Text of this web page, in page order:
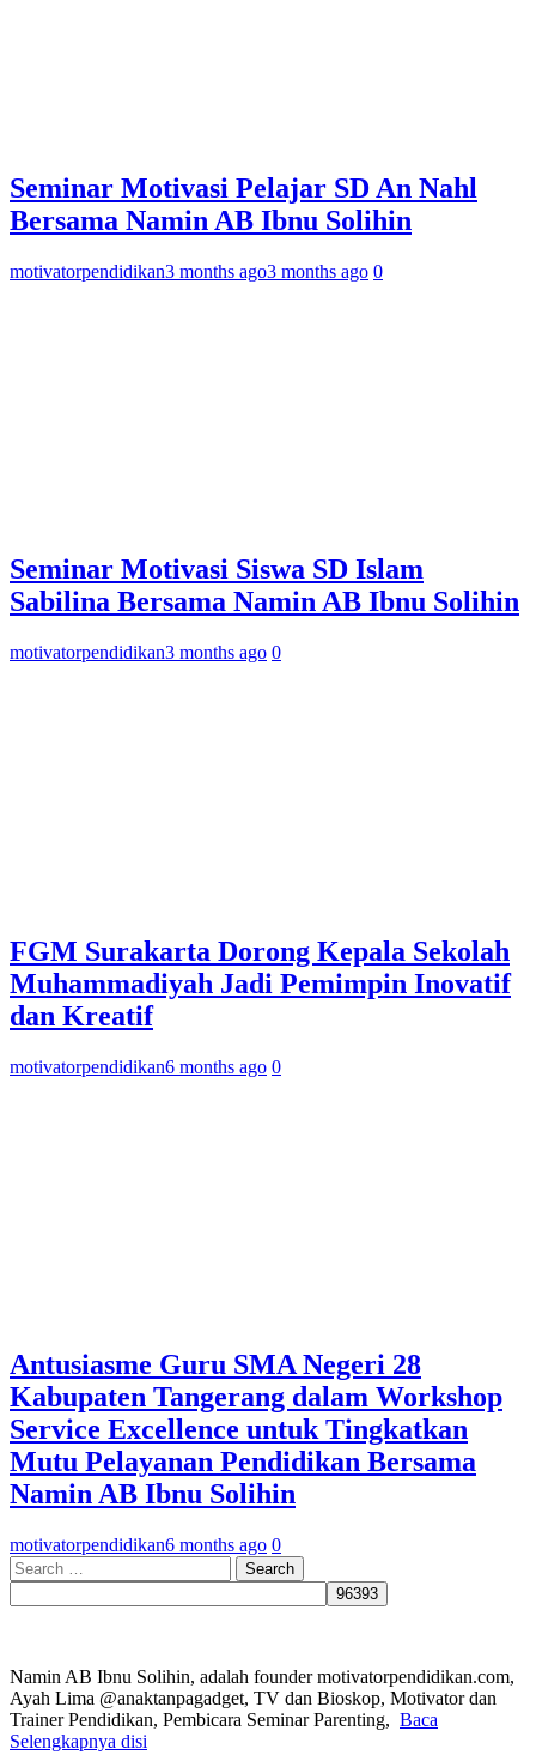
Seminar Motivasi Pelajar SD An Nahl
Bersama Namin AB Ibnu Solihin
motivatorpendidikan3 months ago3 months ago 0
Seminar Motivasi Siswa SD Islam
Sabilina Bersama Namin AB Ibnu Solihin
motivatorpendidikan3 months ago 0
FGM Surakarta Dorong Kepala Sekolah
Muhammadiyah Jadi Pemimpin Inovatif
dan Kreatif
motivatorpendidikan6 months ago 0
Antusiasme Guru SMA Negeri 28
Kabupaten Tangerang dalam Workshop
Service Excellence untuk Tingkatkan
Mutu Pelayanan Pendidikan Bersama
Namin AB Ibnu Solihin
motivatorpendidikan6 months ago 0
Search
for:
Namin AB Ibnu Solihin, adalah founder motivatorpendidikan.com,
Ayah Lima @anaktanpagadget, TV dan Bioskop, Motivator dan
Trainer Pendidikan, Pembicara Seminar Parenting, Baca
Selengkapnya disi